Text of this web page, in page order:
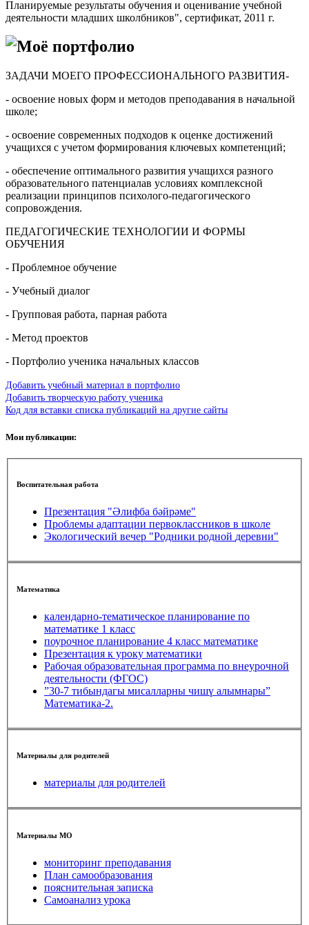
Планируемые результаты обучения и оценивание учебной
деятельности младших школбников", сертификат, 2011 г.
Моё портфолио
ЗАДАЧИ МОЕГО ПРОФЕССИОНАЛЬНОГО РАЗВИТИЯ-
- освоение новых форм и методов преподавания в начальной
школе;
- освоение современных подходов к оценке достижений
учащихся с учетом формирования ключевых компетенций;
- обеспечение оптимального развития учащихся разного
образовательного патенциалав условиях комплексной
реализации принципов психолого-педагогического
сопровождения.
ПЕДАГОГИЧЕСКИЕ ТЕХНОЛОГИИ И ФОРМЫ
ОБУЧЕНИЯ
- Проблемное обучение
- Учебный диалог
- Групповая работа, парная работа
- Метод проектов
- Портфолио ученика начальных классов
Добавить учебный материал в портфолио
Добавить творческую работу ученика
Код для вставки списка публикаций на другие сайты
Мои публикации:
Воспитательная работа
Презентация "Әлифба бәйрәме"
Проблемы адаптации первоклассников в школе
Экологический вечер "Родники родной деревни"
Математика
календарно-тематическое планирование по
математике 1 класс
поурочное планирование 4 класс математике
Презентация к уроку математики
Рабочая образовательная программа по внеурочной
деятельности (ФГОС)
”30-7 тибындагы мисалларны чишү алымнары”
Математика-2.
Материалы для родителей
материалы для родителей
Материалы МО
мониторинг преподавания
План самообразования
пояснительная записка
Самоанализ урока